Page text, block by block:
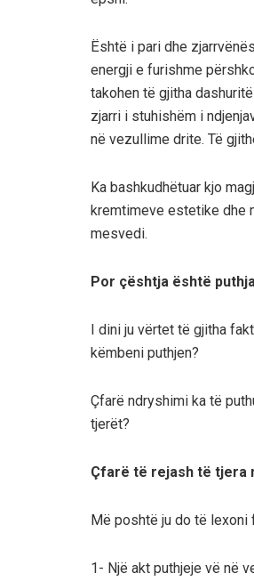
Është i pari dhe
energji e furishme
takohen të gjitha
zjarri i stuhishëm i
në vezullime drite. Të
Ka bashkudhëtuar kjo
kremtimeve estetike dhe
mesvedi.
Por çështja është
I dini ju vërtet të gjitha
këmbeni puthjen?
Çfarë ndryshimi ka të
tjerët?
Çfarë të rejash të tjera
Më poshtë ju do të lexoni
1- Një akt puthjeje vë në